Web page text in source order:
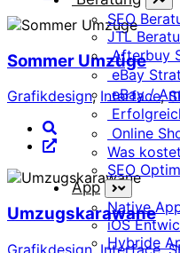
SEO
JTL
Afterbuy
eBay
eBay /
Online
Was
SEO
App
Native
iOS
Hybride
Sommer Umzüge
Grafikdesign, Interface,
Umzugskarawane
Grafikdesign, Interface,